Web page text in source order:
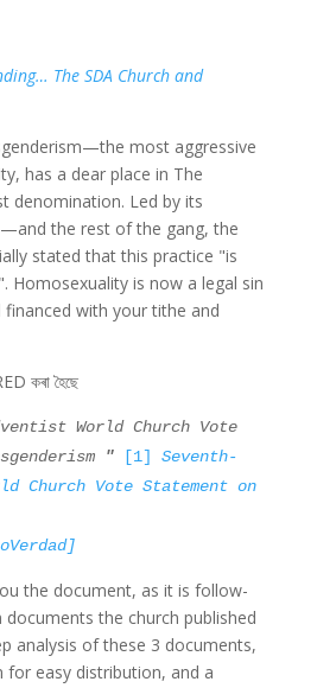
The SDA Church and
most aggressive
has a dear place in The
denomination. Led by its
the rest of the gang, the
stated that this practice "is
Homosexuality is now a legal sin
financed with your tithe and
কৰা হৈছে
World Church Vote
" [1]
Seventh-
Church Vote Statement on
the document, as it is follow-
the church published
analysis of these 3 documents,
for easy distribution, and a